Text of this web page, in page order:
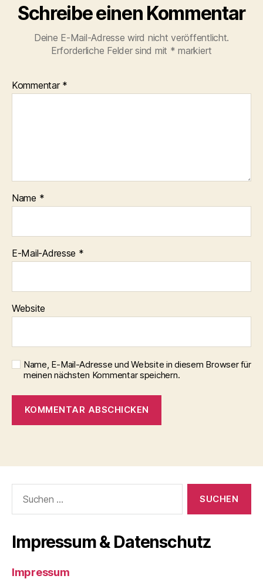
Schreibe einen Kommentar
Deine E-Mail-Adresse wird nicht veröffentlicht.
Erforderliche Felder sind mit * markiert
Kommentar *
Name *
E-Mail-Adresse *
Website
Name, E-Mail-Adresse und Website in diesem Browser für
meinen nächsten Kommentar speichern.
nach:
Impressum & Datenschutz
Impressum